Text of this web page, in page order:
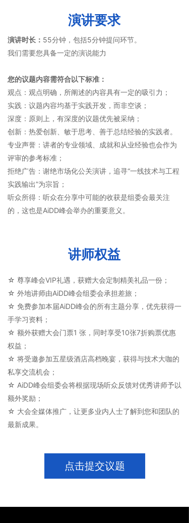
演讲要求
演讲时长： 55分钟，包括5分钟提问环节。
我们需要您具备一定的演说能力
您的议题内容需符合以下标准：
观点：观点明确，所阐述的内容具有一定的吸引力；
实践：议题内容均基于实践开发，而非空谈；
深度：原则上，有深度的议题优先被采纳；
创新：热爱创新、敏于思考、善于总结经验的实践者。
专业声誉：讲者的专业领域、成就和从业经验也会作为
评审的参考标准；
拒绝广告：谢绝市场化公关演讲，追寻“一线技术与工程
实践输出”为宗旨；
听众所得：听众在分享中可能的收获是组委会最关注
的，这也是AiDD峰会举办的重要意义。
讲师权益
☆ 尊享峰会VIP礼遇，获赠大会定制精美礼品一份；
☆ 外地讲师由AiDD峰会组委会承担差旅；
☆ 免费参加本届AiDD峰会的所有主题分享，优先获得一
手学习资料；
☆ 额外获赠大会门票1 张，同时享受10张7折购票优惠
权益；
☆ 将受邀参加五星级酒店高档晚宴，获得与技术大咖的
私享交流机会；
☆ AiDD峰会组委会将根据现场听众反馈对优秀讲师予以
额外奖励；
☆ 大会全媒体推广，让更多业内人士了解到您和团队的
最新成果。
点击提交议题